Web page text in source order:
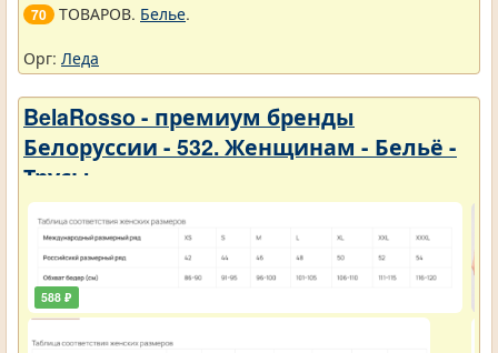
70 ТОВАРОВ. Белье.
Орг: Леда
BelaRosso - премиум бренды
Белоруссии - 532. Женщинам - Бельё -
Трусы
588 ₽